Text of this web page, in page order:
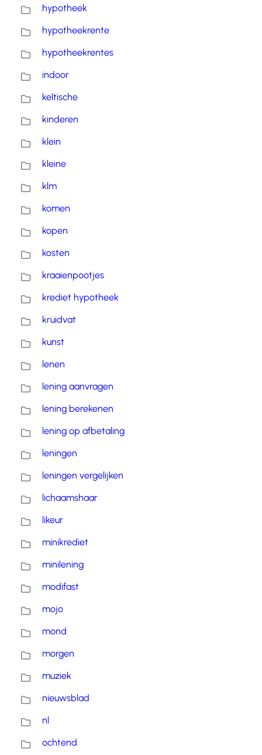
hypotheek
hypotheekrente
hypotheekrentes
indoor
keltische
kinderen
klein
kleine
klm
komen
kopen
kosten
kraaienpootjes
krediet hypotheek
kruidvat
kunst
lenen
lening aanvragen
lening berekenen
lening op afbetaling
leningen
leningen vergelijken
lichaamshaar
likeur
minikrediet
minilening
modifast
mojo
mond
morgen
muziek
nieuwsblad
nl
ochtend